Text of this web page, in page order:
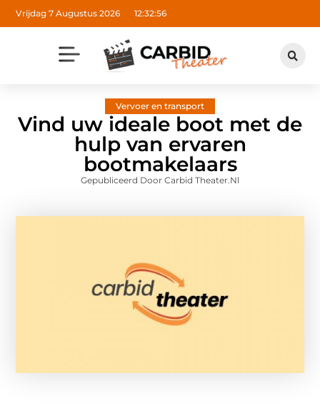
Vrijdag 7 Augustus 2026 12:32:57
Vervoer en transport
Vind uw ideale boot met de
hulp van ervaren
bootmakelaars
Gepubliceerd Door Carbid Theater.nl